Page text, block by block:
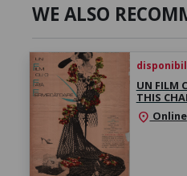
WE ALSO
UN FILM
THIS
location_on Online